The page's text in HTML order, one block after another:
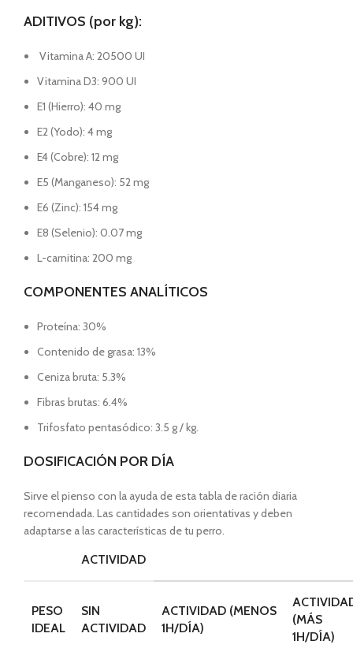
ADITIVOS (por kg):
Vitamina A: 20500 UI
Vitamina D3: 900 UI
E1 (Hierro): 40 mg
E2 (Yodo): 4 mg
E4 (Cobre): 12 mg
E5 (Manganeso): 52 mg
E6 (Zinc): 154 mg
E8 (Selenio): 0.07 mg
L-carnitina: 200 mg
COMPONENTES ANALÍTICOS
Proteína: 30%
Contenido de grasa: 13%
Ceniza bruta: 5.3%
Fibras brutas: 6.4%
Trifosfato pentasódico: 3.5 g / kg.
DOSIFICACIÓN POR DÍA
Sirve el pienso con la ayuda de esta tabla de ración diaria
recomendada. Las cantidades son orientativas y deben
adaptarse a las características de tu perro.
ACTIVIDAD
PESO
IDEAL
SIN
ACTIVIDAD
ACTIVIDAD (MENOS
1H/DÍA)
(MÁS
1H/DÍA)